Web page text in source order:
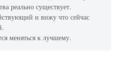
реально существует.
и вижу что сейчас
меняться к лучшему.